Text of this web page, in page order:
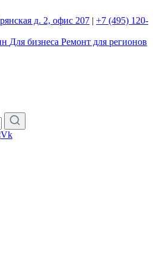
д. 2, офис 207 | +7 (495) 120-
Для бизнеса Ремонт для регионов